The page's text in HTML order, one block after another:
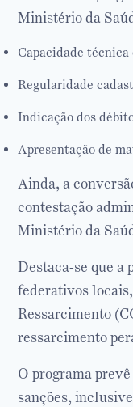
Ministério da
Capacidade técnica
Regularidade
Indicação dos
Apresentação de
Ainda, a
contestação
Ministério da
Destaca-se que a
federativos
Ressarcimento
ressarcimento
O programa
sanções,